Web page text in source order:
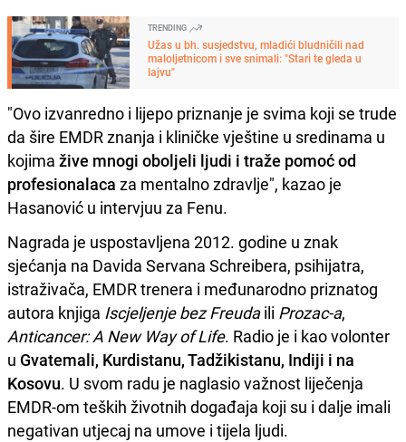
TRENDING
Užas u bh. susjedstvu, mladići bludničili nad
maloljetnicom i sve snimali: "Stari te gleda u
lajvu"
"Ovo izvanredno i lijepo priznanje je svima koji se trude
da šire EMDR znanja i kliničke vještine u sredinama u
kojima žive mnogi oboljeli ljudi i traže pomoć od
profesionalaca za mentalno zdravlje", kazao je
Hasanović u intervjuu za Fenu.
Nagrada je uspostavljena 2012. godine u znak
sjećanja na Davida Servana Schreibera, psihijatra,
istraživača, EMDR trenera i međunarodno priznatog
autora knjiga Iscjeljenje bez Freudaili Prozac-a,
Anticancer: A New Way of Life. Radio je i kao volonter
u Gvatemali, Kurdistanu, Tadžikistanu, Indiji i na
Kosovu. U svom radu je naglasio važnost liječenja
EMDR-om teških životnih događaja koji su i dalje imali
negativan utjecaj na umove i tijela ljudi.